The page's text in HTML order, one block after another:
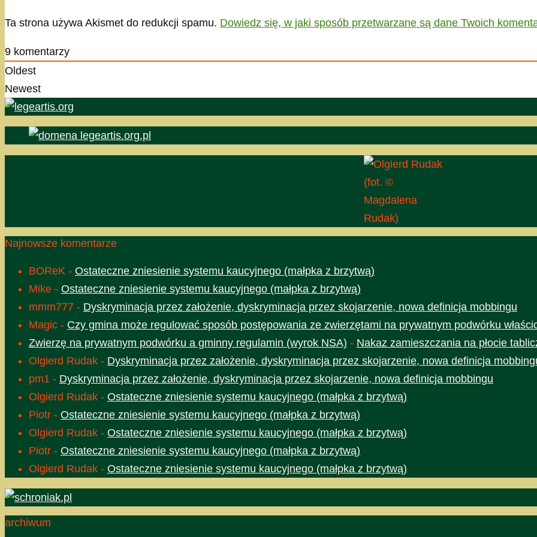
Ta strona używa Akismet do redukcji spamu. Dowiedz się, w jaki sposób przetwarzane są dane Twoich
9 komentarzy
Oldest
Newest
(fot. ©
Magdalena
Rudak)
Najnowsze komentarze
BOReK - Ostateczne zniesienie systemu kaucyjnego (małpka z brzytwą)
Mike - Ostateczne zniesienie systemu kaucyjnego (małpka z brzytwą)
mmm777 - Dyskryminacja przez założenie, dyskryminacja przez skojarzenie, nowa definicja mobbingu
Magic - Czy gmina może regulować sposób postępowania ze zwierzętami na prywatnym podwórku
Zwierzę na prywatnym podwórku a gminny regulamin (wyrok NSA) - Nakaz zamieszczania na płocie
Olgierd Rudak - Dyskryminacja przez założenie, dyskryminacja przez skojarzenie, nowa definicja
pm1 - Dyskryminacja przez założenie, dyskryminacja przez skojarzenie, nowa definicja mobbingu
Olgierd Rudak - Ostateczne zniesienie systemu kaucyjnego (małpka z brzytwą)
Piotr - Ostateczne zniesienie systemu kaucyjnego (małpka z brzytwą)
Olgierd Rudak - Ostateczne zniesienie systemu kaucyjnego (małpka z brzytwą)
Piotr - Ostateczne zniesienie systemu kaucyjnego (małpka z brzytwą)
Olgierd Rudak - Ostateczne zniesienie systemu kaucyjnego (małpka z brzytwą)
archiwum